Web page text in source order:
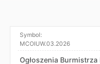
Symbol:
MCOIUW.03.2026
Ogłoszenia